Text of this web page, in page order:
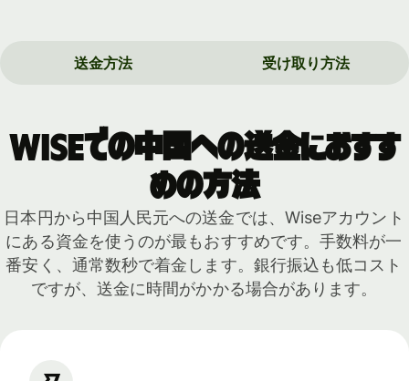
送金方法 受け取り方法
Wiseでの中国への送金におすす
めの方法
日本円から中国人民元への送金では、Wiseアカウント
にある資金を使うのが最もおすすめです。手数料が一
番安く、通常数秒で着金します。銀行振込も低コスト
ですが、送金に時間がかかる場合があります。